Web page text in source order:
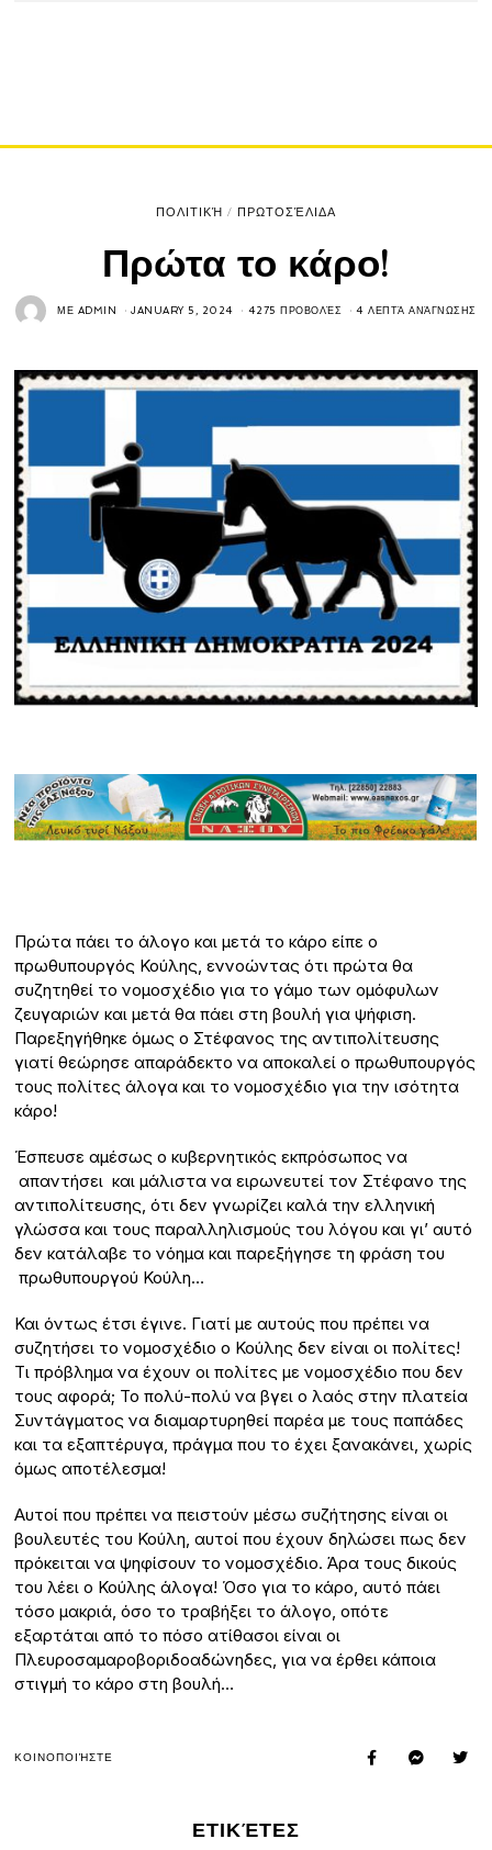
ΠΟΛΙΤΙΚΉ / ΠΡΩΤΟΣΈΛΙΔΑ
Πρώτα το κάρο!
ΜΕ ADMIN JANUARY 5, 2024 4275 ΠΡΟΒΟΛΈΣ 4 ΛΕΠΤΆ ΑΝΆΓΝΩΣΗΣ
Πρώτα πάει το άλογο και μετά το κάρο είπε ο
πρωθυπουργός Κούλης, εννοώντας ότι πρώτα θα
συζητηθεί το νομοσχέδιο για το γάμο των ομόφυλων
ζευγαριών και μετά θα πάει στη βουλή για ψήφιση.
Παρεξηγήθηκε όμως ο Στέφανος της αντιπολίτευσης
γιατί θεώρησε απαράδεκτο να αποκαλεί ο πρωθυπουργός
τους πολίτες άλογα και το νομοσχέδιο για την ισότητα
κάρο!
Έσπευσε αμέσως ο κυβερνητικός εκπρόσωπος να
απαντήσει και μάλιστα να ειρωνευτεί τον Στέφανο της
αντιπολίτευσης, ότι δεν γνωρίζει καλά την ελληνική
γλώσσα και τους παραλληλισμούς του λόγου και γι’ αυτό
δεν κατάλαβε το νόημα και παρεξήγησε τη φράση του
πρωθυπουργού Κούλη…
Και όντως έτσι έγινε. Γιατί με αυτούς που πρέπει να
συζητήσει το νομοσχέδιο ο Κούλης δεν είναι οι πολίτες!
Τι πρόβλημα να έχουν οι πολίτες με νομοσχέδιο που δεν
τους αφορά; Το πολύ-πολύ να βγει ο λαός στην πλατεία
Συντάγματος να διαμαρτυρηθεί παρέα με τους παπάδες
και τα εξαπτέρυγα, πράγμα που το έχει ξανακάνει, χωρίς
όμως αποτέλεσμα!
Αυτοί που πρέπει να πειστούν μέσω συζήτησης είναι οι
βουλευτές του Κούλη, αυτοί που έχουν δηλώσει πως δεν
πρόκειται να ψηφίσουν το νομοσχέδιο. Άρα τους δικούς
του λέει ο Κούλης άλογα! Όσο για το κάρο, αυτό πάει
τόσο μακριά, όσο το τραβήξει το άλογο, οπότε
εξαρτάται από το πόσο ατίθασοι είναι οι
Πλευροσαμαροβοριδοαδώνηδες, για να έρθει κάποια
στιγμή το κάρο στη βουλή…
ΚΟΙΝΟΠΟΙΉΣΤΕ
ΕΤΙΚΈΤΕΣ